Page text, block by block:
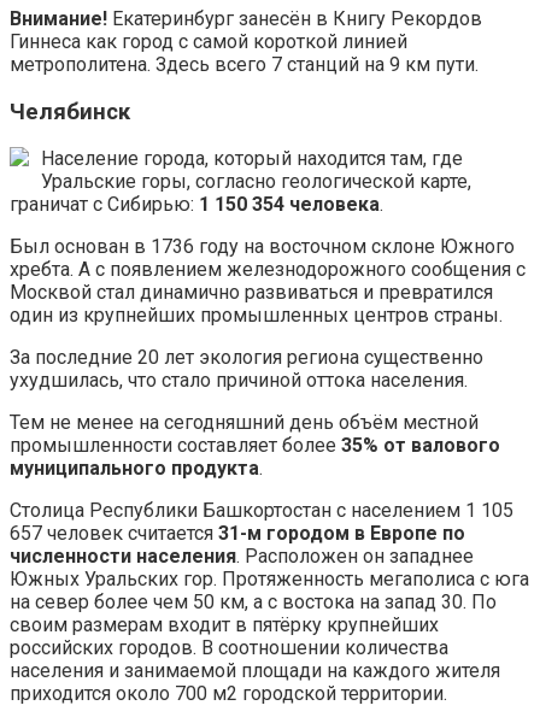
Внимание! Екатеринбург занесён в Книгу Рекордов
Гиннеса как город с самой короткой линией
метрополитена. Здесь всего 7 станций на 9 км пути.
Челябинск
Население города, который находится там, где
Уральские горы, согласно геологической карте,
граничат с Сибирью: 1 150 354 человека.
Был основан в 1736 году на восточном склоне Южного
хребта. А с появлением железнодорожного сообщения с
Москвой стал динамично развиваться и превратился
один из крупнейших промышленных центров страны.
За последние 20 лет экология региона существенно
ухудшилась, что стало причиной оттока населения.
Тем не менее на сегодняшний день объём местной
промышленности составляет более 35% от валового
муниципального продукта.
Столица Республики Башкортостан с населением 1 105
657 человек считается 31-м городом в Европе по
численности населения. Расположен он западнее
Южных Уральских гор. Протяженность мегаполиса с юга
на север более чем 50 км, а с востока на запад 30. По
своим размерам входит в пятёрку крупнейших
российских городов. В соотношении количества
населения и занимаемой площади на каждого жителя
приходится около 700 м2 городской территории.